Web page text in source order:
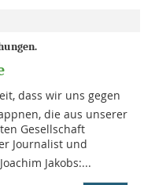
dass wir uns gegen
die aus unserer
Gesellschaft
Journalist und
Jakobs:...